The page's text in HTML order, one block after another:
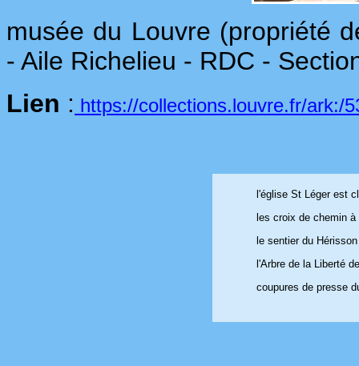
musée du Louvre (propriété
- Aile Richelieu - RDC -
Lien : https://collections.louvre.fr/ark:/
l'église St Léger est
les croix de chemin à
le sentier du Hérisson
l'Arbre de la Liberté
coupures de presse